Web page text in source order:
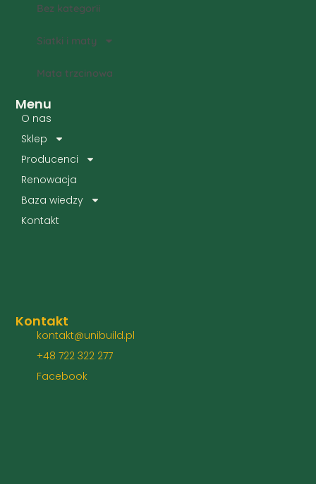
Menu
O nas
Sklep
Producenci
Renowacja
Baza wiedzy
Kontakt
Bez kategorii
Siatki i maty
Mata trzcinowa
Kontakt
kontakt@unibuild.pl
+48 722 322 277
Facebook